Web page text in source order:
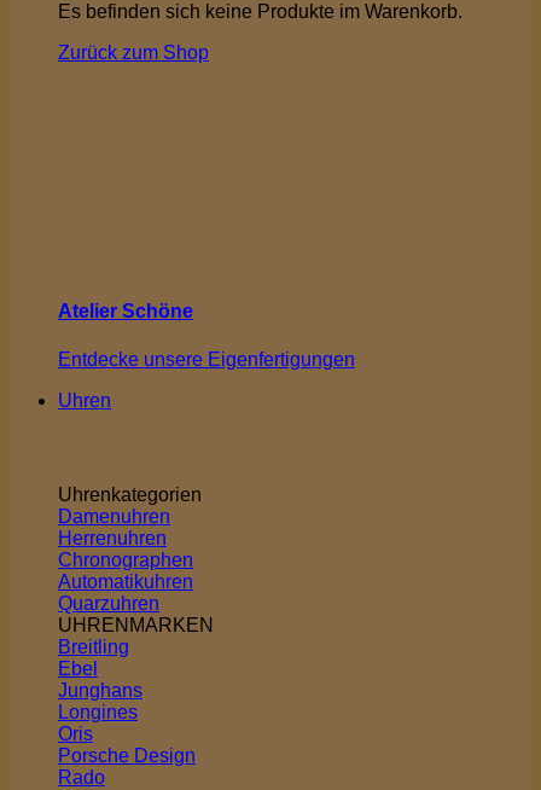
Es befinden sich keine Produkte im Warenkorb.
Zurück zum Shop
Atelier Schöne
Entdecke unsere Eigenfertigungen
Uhren
Uhrenkategorien
Damenuhren
Herrenuhren
Chronographen
Automatikuhren
Quarzuhren
UHRENMARKEN
Breitling
Ebel
Junghans
Longines
Oris
Porsche Design
Rado